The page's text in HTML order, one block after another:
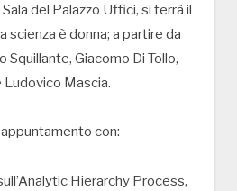
del Palazzo Uffici, si terrà il
scienza è donna; a partire da
Squillante, Giacomo Di Tollo,
Mascia.
appuntamento con:
Hierarchy Process,